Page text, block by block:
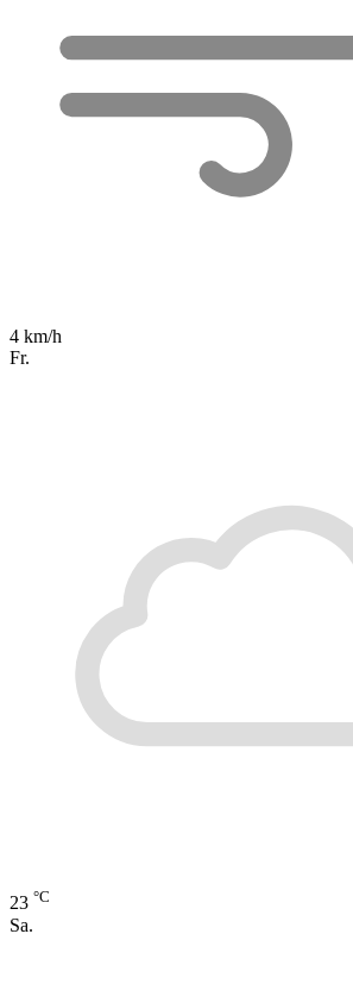
4 km/h
Fr.
23 °C
Sa.